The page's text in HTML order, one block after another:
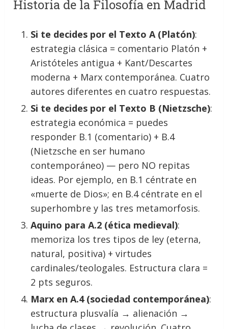
Historia de la Filosofía en Madrid
Si te decides por el Texto A (Platón):
estrategia clásica = comentario Platón +
Aristóteles antigua + Kant/Descartes
moderna + Marx contemporánea. Cuatro
autores diferentes en cuatro respuestas.
Si te decides por el Texto B (Nietzsche):
estrategia económica = puedes
responder B.1 (comentario) + B.4
(Nietzsche en ser humano
contemporáneo) — pero NO repitas
ideas. Por ejemplo, en B.1 céntrate en
«muerte de Dios»; en B.4 céntrate en el
superhombre y las tres metamorfosis.
Aquino para A.2 (ética medieval):
memoriza los tres tipos de ley (eterna,
natural, positiva) + virtudes
cardinales/teologales. Estructura clara =
2 pts seguros.
Marx en A.4 (sociedad contemporánea):
estructura plusvalía → alienación →